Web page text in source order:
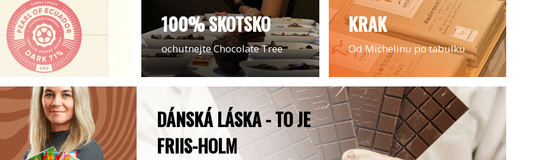
100% SKOTSKO
ochutnejte Chocolate Tree
KRAK
Od Michelinu po tabulku
DÁNSKÁ LÁSKA - TO JE
FRIIS-HOLM